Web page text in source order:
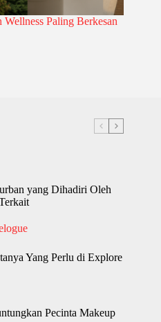
Paling Berkesan
yang Dihadiri Oleh
Yang Perlu di Explore
Pecinta Makeup